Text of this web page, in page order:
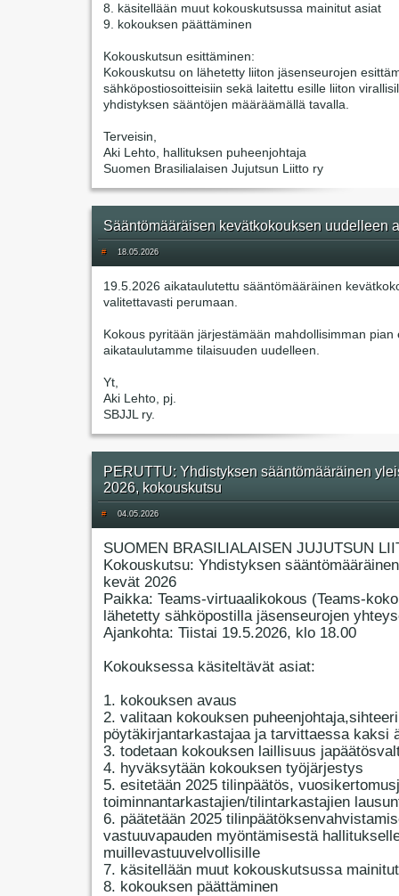
8. käsitellään muut kokouskutsussa mainitut asiat
9. kokouksen päättäminen
Kokouskutsun esittäminen:
Kokouskutsu on lähetetty liiton jäsenseurojen
sähköpostiosoitteisiin sekä laitettu esille liiton
yhdistyksen sääntöjen määräämällä tavalla.
Terveisin,
Aki Lehto, hallituksen puheenjohtaja
Suomen Brasilialaisen Jujutsun Liitto ry
Sääntömääräisen kevätkokouksen uudelleen
# 18.05.2026
19.5.2026 aikataulutettu sääntömääräinen
valitettavasti perumaan.
Kokous pyritään järjestämään mahdollisimman pian
aikataulutamme tilaisuuden uudelleen.
Yt,
Aki Lehto, pj.
SBJJL ry.
PERUTTU: Yhdistyksen sääntömääräinen
2026, kokouskutsu
# 04.05.2026
SUOMEN BRASILIALAISEN JUJUTSUN
Kokouskutsu: Yhdistyksen
kevät 2026
Paikka: Teams-virtuaalikokous (Teams-
lähetetty sähköpostilla jäsenseurojen
Ajankohta: Tiistai 19.5.2026, klo 18.00
Kokouksessa käsiteltävät asiat:
1. kokouksen avaus
2. valitaan kokouksen
pöytäkirjantarkastajaa ja tarvittaessa kaksi
3. todetaan kokouksen laillisuus
4. hyväksytään kokouksen työjärjestys
5. esitetään 2025 tilinpäätös,
toiminnantarkastajien/tilintarkastajien
6. päätetään 2025
vastuuvapauden myöntämisestä
muillevastuuvelvollisille
7. käsitellään muut kokouskutsussa
8. kokouksen päättäminen